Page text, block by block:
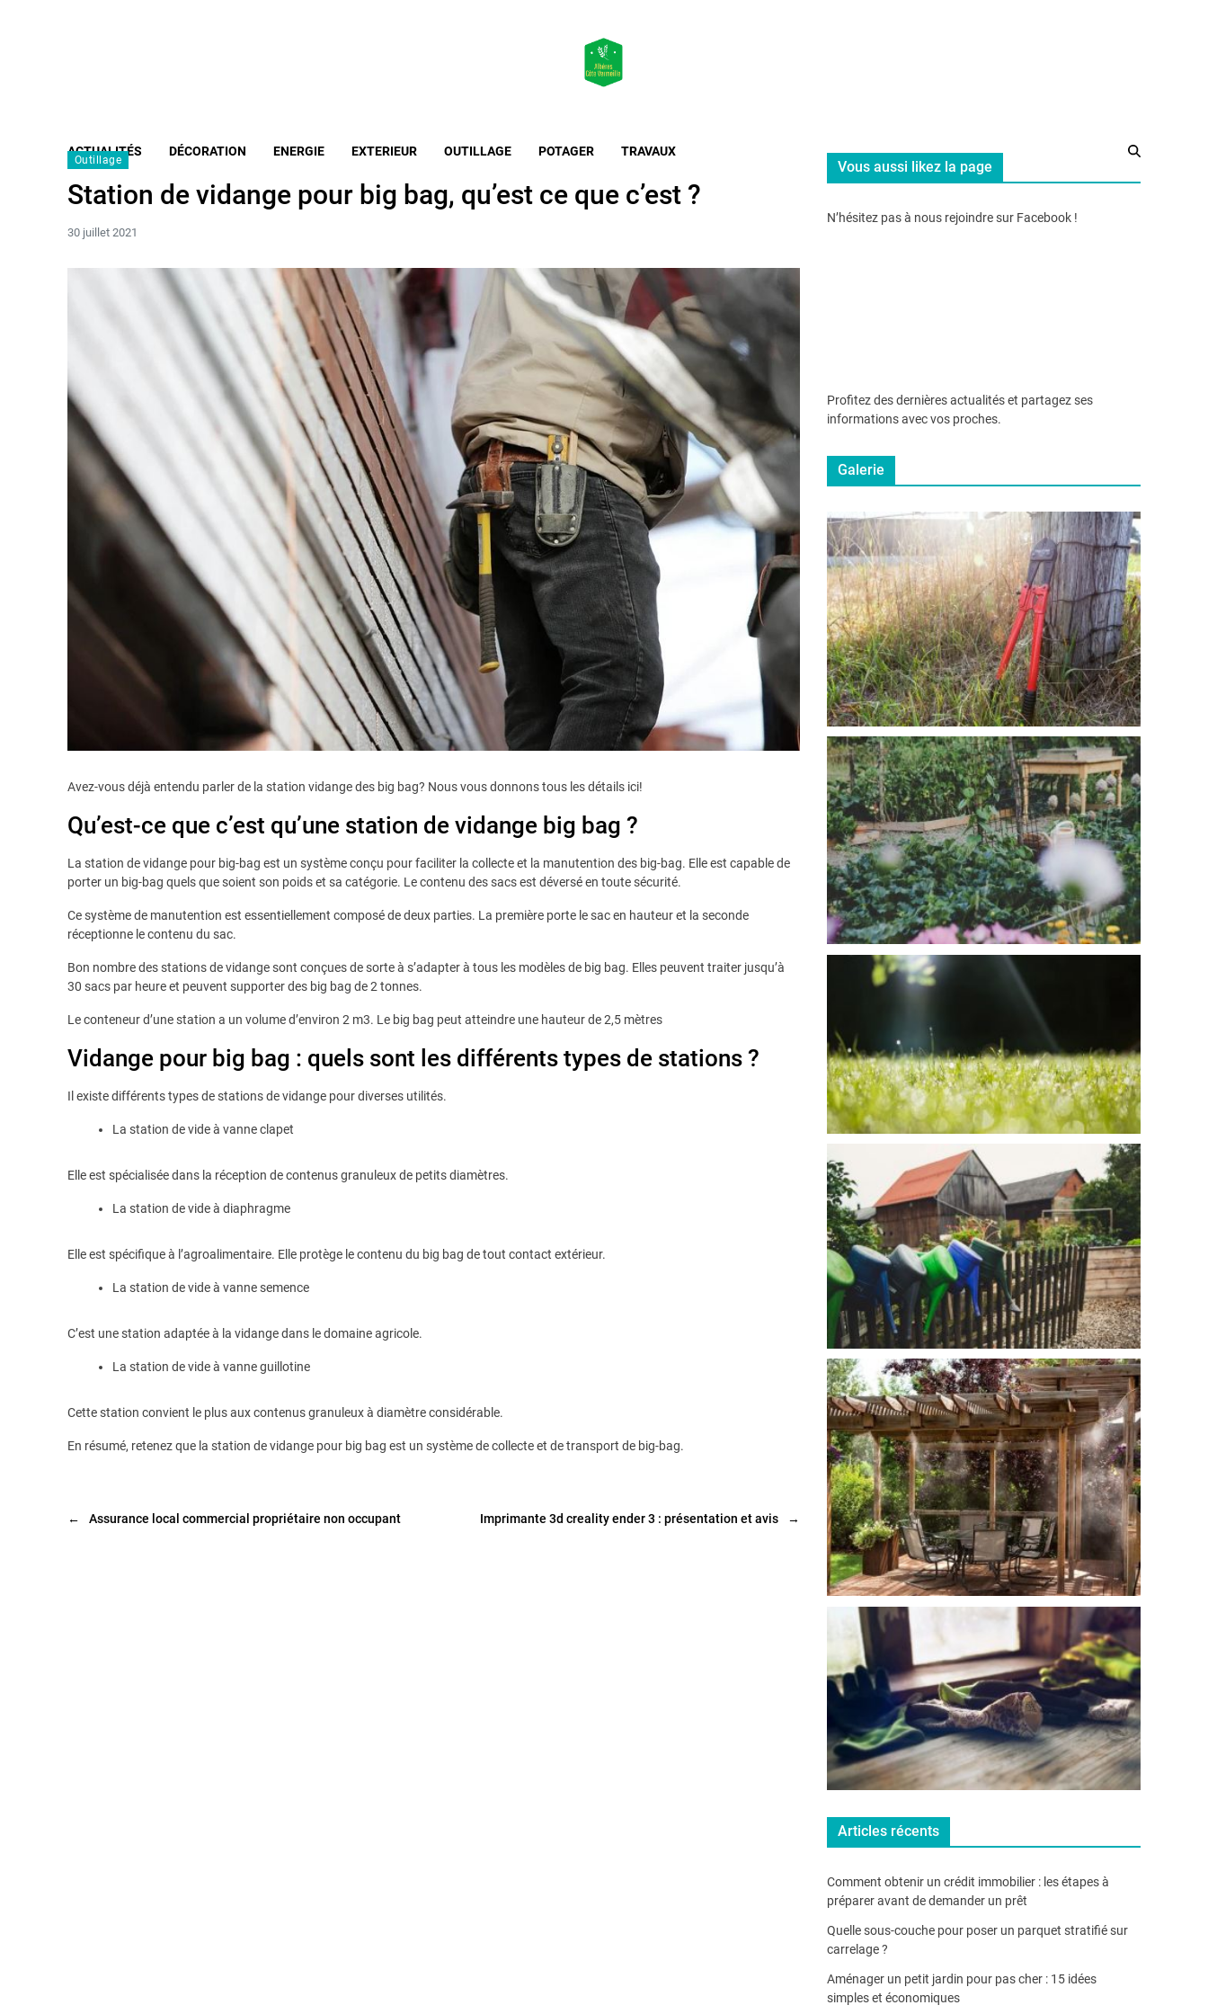
ACTUALITÉS DÉCORATION ENERGIE EXTERIEUR OUTILLAGE POTAGER TRAVAUX
Outillage
Station de vidange pour big bag, qu’est ce que c’est ?
30 juillet 2021
Avez-vous déjà entendu parler de la station vidange des big bag? Nous vous donnons tous les détails ici!
Qu’est-ce que c’est qu’une station de vidange big bag ?
La station de vidange pour big-bag est un système conçu pour faciliter la collecte et la manutention des big-bag. Elle est capable de
porter un big-bag quels que soient son poids et sa catégorie. Le contenu des sacs est déversé en toute sécurité.
Ce système de manutention est essentiellement composé de deux parties. La première porte le sac en hauteur et la seconde
réceptionne le contenu du sac.
Bon nombre des stations de vidange sont conçues de sorte à s’adapter à tous les modèles de big bag. Elles peuvent traiter jusqu’à
30 sacs par heure et peuvent supporter des big bag de 2 tonnes.
Le conteneur d’une station a un volume d’environ 2 m3. Le big bag peut atteindre une hauteur de 2,5 mètres
Vidange pour big bag : quels sont les différents types de stations ?
Il existe différents types de stations de vidange pour diverses utilités.
La station de vide à vanne clapet
Elle est spécialisée dans la réception de contenus granuleux de petits diamètres.
La station de vide à diaphragme
Elle est spécifique à l’agroalimentaire. Elle protège le contenu du big bag de tout contact extérieur.
La station de vide à vanne semence
C’est une station adaptée à la vidange dans le domaine agricole.
La station de vide à vanne guillotine
Cette station convient le plus aux contenus granuleux à diamètre considérable.
En résumé, retenez que la station de vidange pour big bag est un système de collecte et de transport de big-bag.
← Assurance local commercial propriétaire non occupant →
Imprimante 3d creality ender 3 : présentation et avis
Vous aussi likez la page
N’hésitez pas à nous rejoindre sur Facebook !
Profitez des dernières actualités et partagez ses
informations avec vos proches.
Galerie
Articles récents
Comment obtenir un crédit immobilier : les étapes à
préparer avant de demander un prêt
Quelle sous-couche pour poser un parquet stratifié sur
carrelage ?
Aménager un petit jardin pour pas cher : 15 idées
simples et économiques